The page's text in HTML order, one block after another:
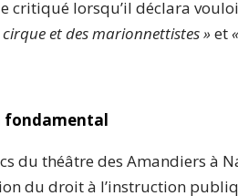
critiqué lorsqu’il déclara
et des marionnettistes »et
fondamental
du théâtre des Amandiers à
du droit à l’instruction